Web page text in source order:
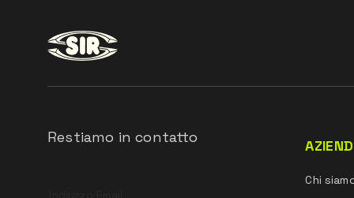
Restiamo in contatto
Chi